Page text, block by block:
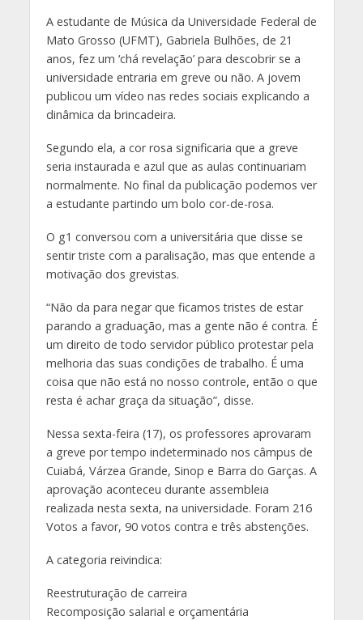
A estudante de Música da Universidade Federal de
Mato Grosso (UFMT), Gabriela Bulhões, de 21
anos, fez um ‘chá revelação’ para descobrir se a
universidade entraria em greve ou não. A jovem
publicou um vídeo nas redes sociais explicando a
dinâmica da brincadeira.
Segundo ela, a cor rosa significaria que a greve
seria instaurada e azul que as aulas continuariam
normalmente. No final da publicação podemos ver
a estudante partindo um bolo cor-de-rosa.
O g1 conversou com a universitária que disse se
sentir triste com a paralisação, mas que entende a
motivação dos grevistas.
“Não da para negar que ficamos tristes de estar
parando a graduação, mas a gente não é contra. É
um direito de todo servidor público protestar pela
melhoria das suas condições de trabalho. É uma
coisa que não está no nosso controle, então o que
resta é achar graça da situação”, disse.
Nessa sexta-feira (17), os professores aprovaram
a greve por tempo indeterminado nos câmpus de
Cuiabá, Várzea Grande, Sinop e Barra do Garças. A
aprovação aconteceu durante assembleia
realizada nesta sexta, na universidade. Foram 216
Votos a favor, 90 votos contra e três abstenções.
A categoria reivindica:
Reestruturação de carreira
Recomposição salarial e orçamentária